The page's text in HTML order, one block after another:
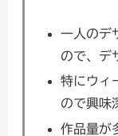
一人のデ
ので、デ
特にウィ
ので興味
作品量が